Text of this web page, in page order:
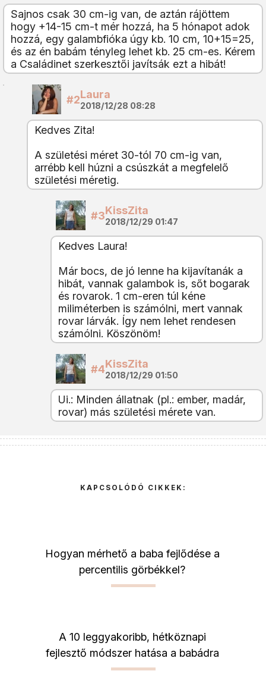
Sajnos csak 30 cm-ig van, de aztán rájöttem
hogy +14-15 cm-t mér hozzá, ha 5 hónapot adok
hozzá, egy galambfióka úgy kb. 10 cm, 10+15=25,
és az én babám tényleg lehet kb. 25 cm-es. Kérem
a Családinet szerkesztői javítsák ezt a hibát!
#2Laura
2018/12/28 08:28
Kedves Zita!
A születési méret 30-tól 70 cm-ig van,
arrébb kell húzni a csúszkát a megfelelő
születési méretig.
#3KissZita
2018/12/29 01:47
Kedves Laura!
Már bocs, de jó lenne ha kijavítanák a
hibát, vannak galambok is, sőt bogarak
és rovarok. 1 cm-eren túl kéne
miliméterben is számólni, mert vannak
rovar lárvák. Így nem lehet rendesen
számólni. Köszönöm!
#4KissZita
2018/12/29 01:50
Ui.: Minden állatnak (pl.: ember, madár,
rovar) más születési mérete van.
KAPCSOLÓDÓ CIKKEK:
Hogyan mérhető a baba fejlődése a
percentilis görbékkel?
A 10 leggyakoribb, hétköznapi
fejlesztő módszer hatása a babádra